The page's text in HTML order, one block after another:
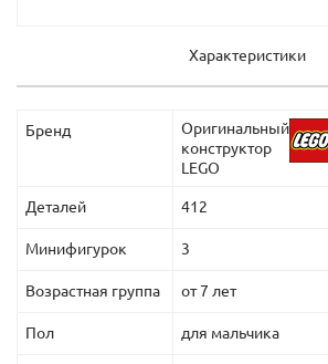
Характеристики
Бренд
Оригинальный
конструктор
LEGO
Деталей 412
Минифигурок 3
Возрастная группа от 7 лет
Пол для мальчика